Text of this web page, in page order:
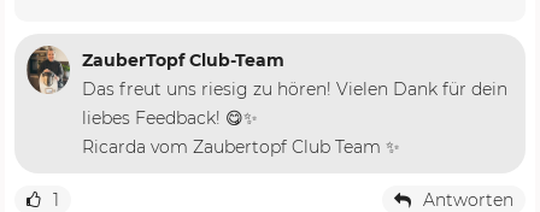
ZauberTopf Club-Team
Das freut uns riesig zu hören! Vielen Dank für dein
liebes Feedback! 😋✨
Ricarda vom Zaubertopf Club Team ✨
1 Antworten